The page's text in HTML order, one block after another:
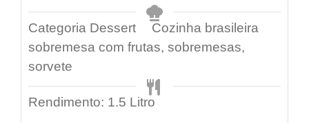
Categoria Dessert Cozinha brasileira
sobremesa com frutas, sobremesas,
sorvete
Rendimento: 1.5 Litro